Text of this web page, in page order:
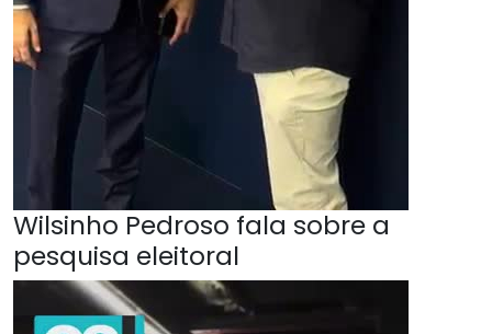
Wilsinho Pedroso fala sobre a
pesquisa eleitoral